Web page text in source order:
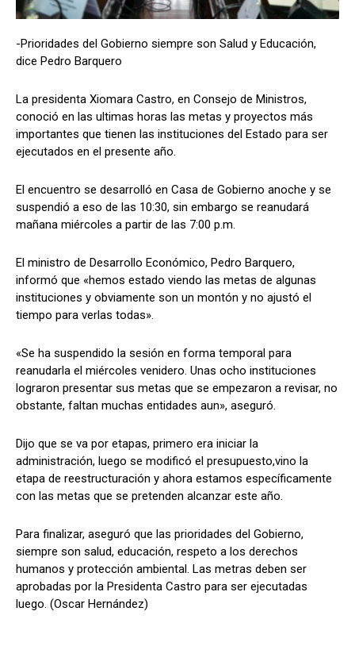
Facebook X WhatsApp
Síganos
Facebook X WhatsApp
Síganos
-Prioridades del Gobierno siempre son Salud y Educación,
dice Pedro Barquero
La presidenta Xiomara Castro, en Consejo de Ministros,
conoció en las ultimas horas las metas y proyectos más
importantes que tienen las instituciones del Estado para ser
ejecutados en el presente año.
El encuentro se desarrolló en Casa de Gobierno anoche y se
suspendió a eso de las 10:30, sin embargo se reanudará
mañana miércoles a partir de las 7:00 p.m.
El ministro de Desarrollo Económico, Pedro Barquero,
informó que «hemos estado viendo las metas de algunas
instituciones y obviamente son un montón y no ajustó el
tiempo para verlas todas».
«Se ha suspendido la sesión en forma temporal para
reanudarla el miércoles venidero. Unas ocho instituciones
lograron presentar sus metas que se empezaron a revisar, no
obstante, faltan muchas entidades aun», aseguró.
Dijo que se va por etapas, primero era iniciar la
administración, luego se modificó el presupuesto,vino la
etapa de reestructuración y ahora estamos específicamente
con las metas que se pretenden alcanzar este año.
Para finalizar, aseguró que las prioridades del Gobierno,
siempre son salud, educación, respeto a los derechos
humanos y protección ambiental. Las metras deben ser
aprobadas por la Presidenta Castro para ser ejecutadas
luego. (Oscar Hernández)